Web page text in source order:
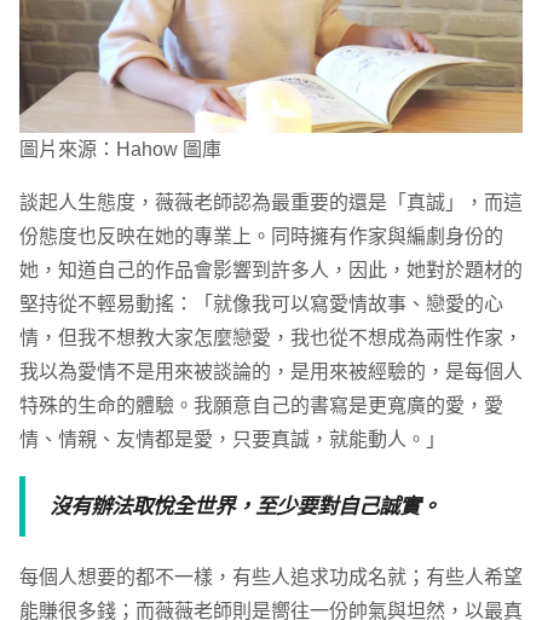
圖片來源：Hahow 圖庫
談起人生態度，薇薇老師認為最重要的還是「真誠」，而這
份態度也反映在她的專業上。同時擁有作家與編劇身份的
她，知道自己的作品會影響到許多人，因此，她對於題材的
堅持從不輕易動搖：「就像我可以寫愛情故事、戀愛的心
情，但我不想教大家怎麼戀愛，我也從不想成為兩性作家，
我以為愛情不是用來被談論的，是用來被經驗的，是每個人
特殊的生命的體驗。我願意自己的書寫是更寬廣的愛，愛
情、情親、友情都是愛，只要真誠，就能動人。」
沒有辦法取悅全世界，至少要對自己誠實。
每個人想要的都不一樣，有些人追求功成名就；有些人希望
能賺很多錢；而薇薇老師則是嚮往一份帥氣與坦然，以最真